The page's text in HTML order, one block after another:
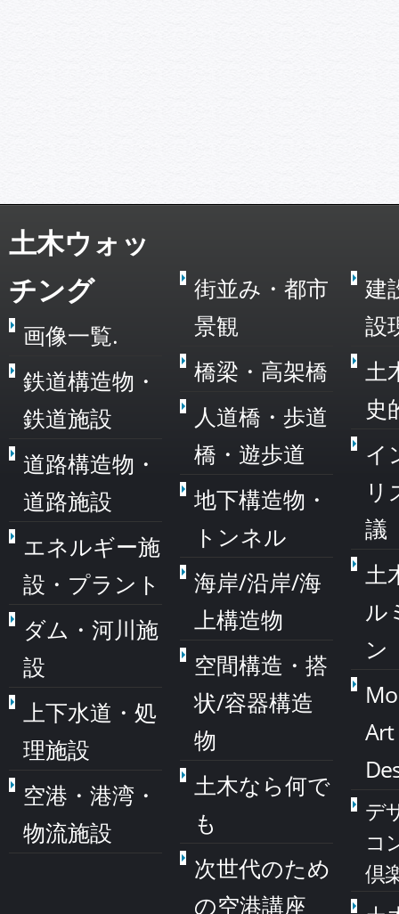
土木ウォッ
チング
画像一覧.
鉄道構造物・
鉄道施設
道路構造物・
道路施設
エネルギー施
設・プラント
ダム・河川施
設
上下水道・処
理施設
空港・港湾・
物流施設
街並み・都市
景観
橋梁・高架橋
人道橋・歩道
橋・遊歩道
地下構造物・
トンネル
海岸/沿岸/海
上構造物
空間構造・搭
状/容器構造
物
土木なら何で
も
次世代のため
の空港講座
建
設
土
史
イ
リ
議
土
ル
ン
デ
コ
倶